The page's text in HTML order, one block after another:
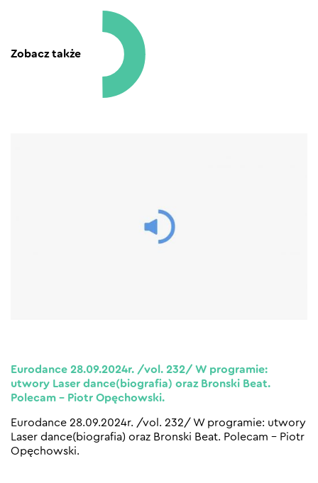
Zobacz także
Eurodance 28.09.2024r. /vol. 232/ W programie:
utwory Laser dance(biografia) oraz Bronski Beat.
Polecam – Piotr Opęchowski.
Eurodance 28.09.2024r. /vol. 232/ W programie: utwory
Laser dance(biografia) oraz Bronski Beat. Polecam – Piotr
Opęchowski.